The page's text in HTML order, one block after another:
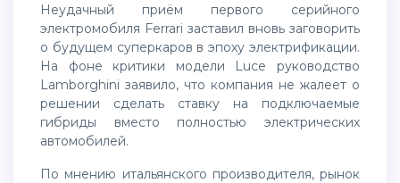
Неудачный приём первого серийного
электромобиля Ferrari заставил вновь заговорить
о будущем суперкаров в эпоху электрификации.
На фоне критики модели Luce руководство
Lamborghini заявило, что компания не жалеет о
решении сделать ставку на подключаемые
гибриды вместо полностью электрических
автомобилей.
По мнению итальянского производителя, рынок